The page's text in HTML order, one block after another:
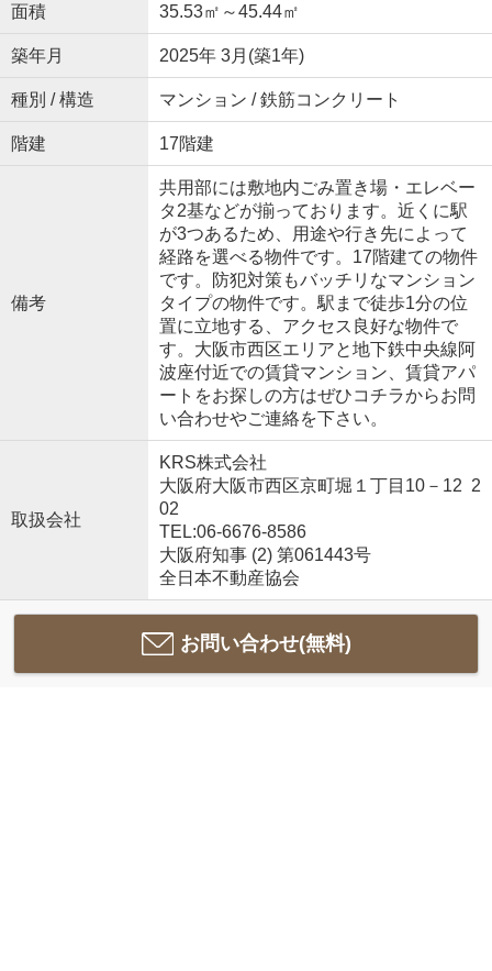
面積 35.53㎡～45.44㎡
築年月 2025年 3月(築1年)
種別 / 構造 マンション / 鉄筋コンクリート
階建 17階建
備考
共用部には敷地内ごみ置き場・エレベー
タ2基などが揃っております。近くに駅
が3つあるため、用途や行き先によって
経路を選べる物件です。17階建ての物件
です。防犯対策もバッチリなマンション
タイプの物件です。駅まで徒歩1分の位
置に立地する、アクセス良好な物件で
す。大阪市西区エリアと地下鉄中央線阿
波座付近での賃貸マンション、賃貸アパ
ートをお探しの方はぜひコチラからお問
い合わせやご連絡を下さい。
取扱会社
KRS株式会社
大阪府大阪市西区京町堀１丁目10－12 2
02
TEL:06-6676-8586
大阪府知事 (2) 第061443号
全日本不動産協会
お問い合わせ(無料)